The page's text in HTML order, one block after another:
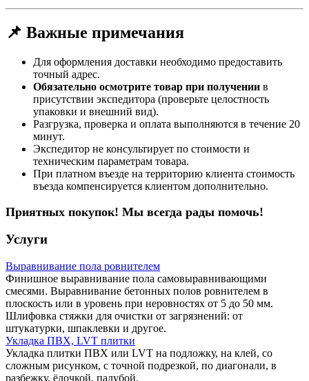
📌 Важные примечания
Для оформления доставки необходимо предоставить
точный адрес.
Обязательно осмотрите товар при получении в
присутствии экспедитора (проверьте целостность
упаковки и внешний вид).
Разгрузка, проверка и оплата выполняются в течение 20
минут.
Экспедитор не консультирует по стоимости и
техническим параметрам товара.
При платном въезде на территорию клиента стоимость
въезда компенсируется клиентом дополнительно.
Приятных покупок! Мы всегда рады помочь!
Услуги
Выравнивание пола ровнителем
Финишное выравнивание пола самовыравнивающими
смесями. Выравнивание бетонных полов ровнителем в
плоскость или в уровень при неровностях от 5 до 50 мм.
Шлифовка стяжки для очистки от загрязнений: от
штукатурки, шпаклевки и другое.
Укладка ПВХ, LVT плитки
Укладка плитки ПВХ или LVT на подложку, на клей, со
сложным рисунком, с точной подрезкой, по диагонали, в
разбежку, ёлочкой, палубой.